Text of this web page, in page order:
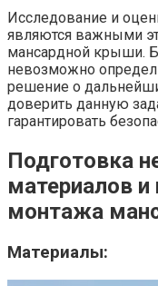
Исследование и
являются важными
мансардной крыши.
невозможно
решение о
доверить данную
гарантировать
Подготовка
материалов
монтажа
Материалы: